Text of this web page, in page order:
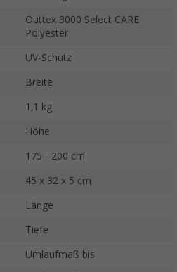
Outtex 3000 Select CARE
Polyester
UV-Schutz
Breite
1,1 kg
Höhe
175 - 200 cm
45 x 32 x 5 cm
Länge
Tiefe
Umlaufmaß bis